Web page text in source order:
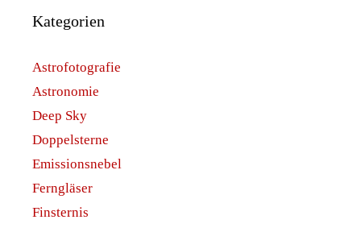
Kategorien
Astrofotografie
Astronomie
Deep Sky
Doppelsterne
Emissionsnebel
Ferngläser
Finsternis